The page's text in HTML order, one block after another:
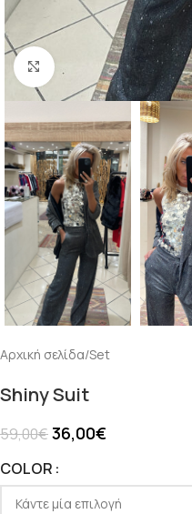
Click to enlarge
Αρχική σελίδα/Set
Shiny Suit
59,00€36,00€
COLOR